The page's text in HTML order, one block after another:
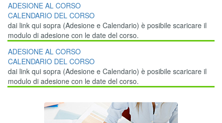
ADESIONE AL CORSO
CALENDARIO DEL CORSO
dai link qui sopra (Adesione e Calendario) è posibile scaricare il
modulo di adesione con le date del corso.
ADESIONE AL CORSO
CALENDARIO DEL CORSO
dai link qui sopra (Adesione e Calendario) è posibile scaricare il
modulo di adesione con le date del corso.